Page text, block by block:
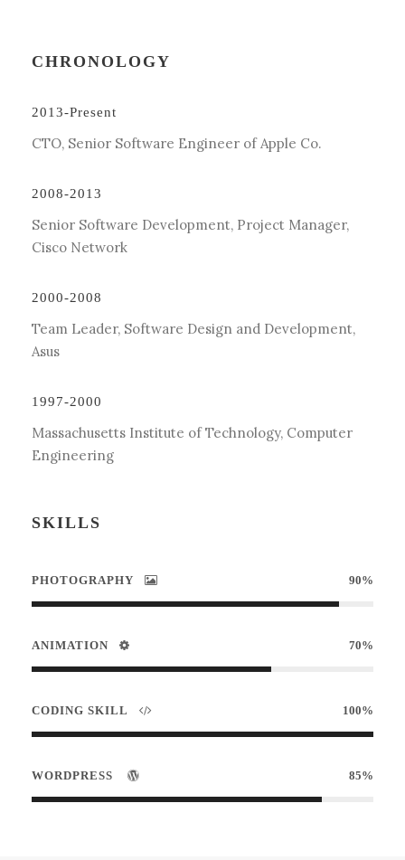
CHRONOLOGY
2013-Present
CTO, Senior Software Engineer of Apple Co.
2008-2013
Senior Software Development, Project Manager,
Cisco Network
2000-2008
Team Leader, Software Design and Development,
Asus
1997-2000
Massachusetts Institute of Technology, Computer
Engineering
SKILLS
PHOTOGRAPHY 90%
ANIMATION 70%
CODING SKILL 100%
WORDPRESS 85%